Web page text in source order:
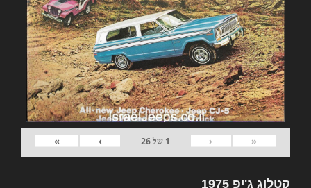
«
‹
1 של26
›
»
קטלוג ג'יפ 1975